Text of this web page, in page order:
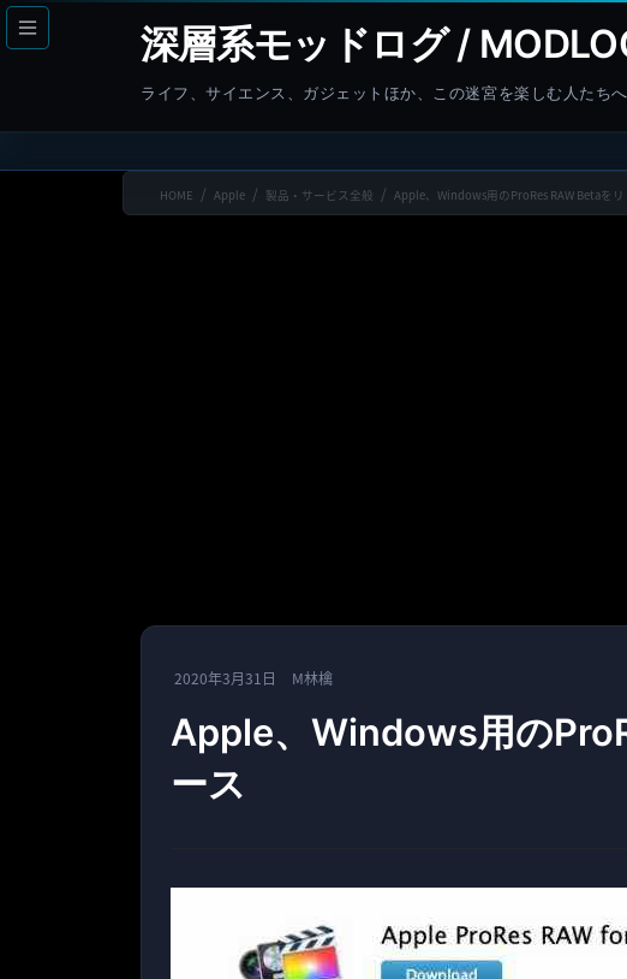
コ
ン
へ
ナ
ビ
ョ
深層系モッドログ /
ライフ、サイエンス、ガジェットほか、この迷宮を楽しむ人たちへ
HOME Apple 製品・サービス全般 Apple、Windows用のProRes RAW Betaをリ
2020年3月31日 M林檎
Apple、Windows用の
ース